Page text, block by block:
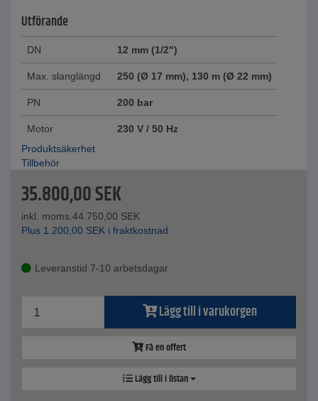
Utförande
DN 12 mm (1/2")
Max. slanglängd 250 (Ø 17 mm), 130 m (Ø 22 mm)
PN 200 bar
Motor
230 V / 50 Hz
Produktsäkerhet
Tillbehör
35.800,00SEK
inkl. moms.44.750,00 SEK
Plus 1.200,00 SEK i fraktkostnad
Leveranstid 7-10 arbetsdagar
Lägg till i varukorgen
Få en offert
Lägg till i listan